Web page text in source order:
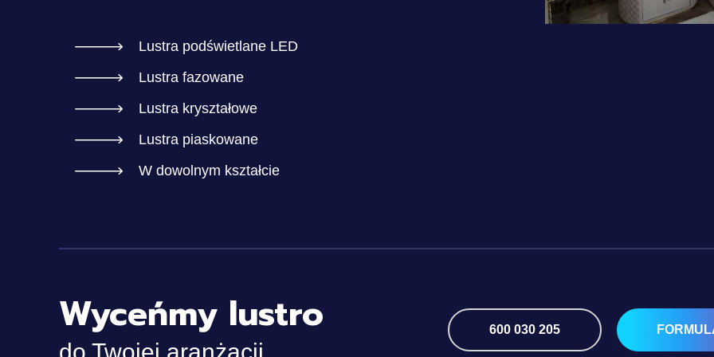
Lustra podświetlane LED
Lustra fazowane
Lustra kryształowe
Lustra piaskowane
W dowolnym kształcie
Wyceńmy lustro 600 030 205